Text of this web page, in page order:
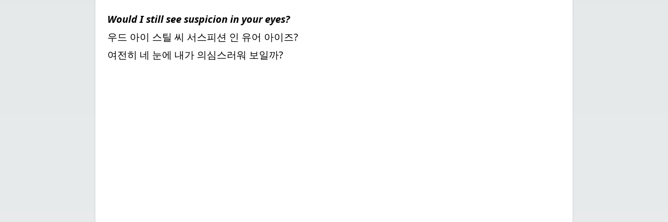
Would I still see suspicion in your eyes?
우드 아이 스틸 씨 서스피션 인 유어 아이즈?
여전히 네 눈에 내가 의심스러워 보일까?